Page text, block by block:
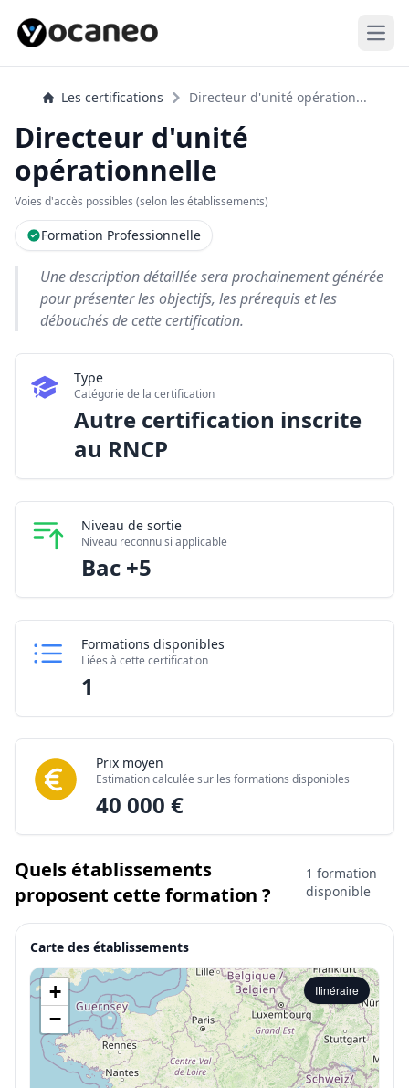
Les certifications Directeur d'unité opération...
Directeur d'unité
opérationnelle
Voies d'accès possibles (selon les établissements)
Formation Professionnelle
Une description détaillée sera prochainement générée
pour présenter les objectifs, les prérequis et les
débouchés de cette certification.
Type
Catégorie de la certification
Autre certification inscrite
au RNCP
Niveau de sortie
Niveau reconnu si applicable
Bac +5
Formations disponibles
Liées à cette certification
1
Prix moyen
Estimation calculée sur les formations disponibles
40 000 €
Quels établissements
proposent cette formation ?
1 formation
disponible
Carte des établissements
+
−
Itinéraire